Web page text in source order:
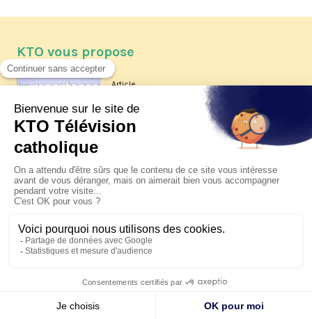
KTO vous propose
Article
Les reportages d'été 2026 de KTO
La visite pastorale du pape Léon
XIV à Assise à suivre sur KTO le
jeudi 6 août
Le pape en Uruguay, Argentine et
Pérou du 6 au 17 novembre 2026
© KTO 2026 — Mentions légales